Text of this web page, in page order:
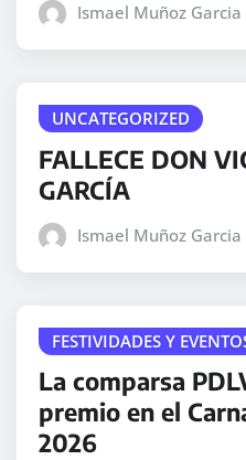
Ismael Muñoz Garcia
UNCATEGORIZED
FALLECE DON
GARCÍA
Ismael Muñoz Garcia
FESTIVIDADES Y
La comparsa
premio en el
2026